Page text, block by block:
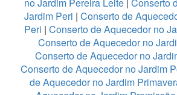
Jardim Peri | Conserto de
Peri | Conserto de Aquecedor no
Conserto de Aquecedor no
Conserto de Aquecedor no
Conserto de Aquecedor no Jardim
de Aquecedor no Jardim